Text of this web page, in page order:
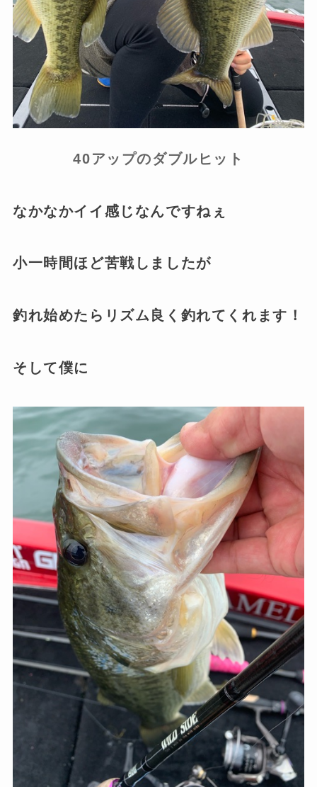
40アップのダブルヒット
なかなかイイ感じなんですねぇ
小一時間ほど苦戦しましたが
釣れ始めたらリズム良く釣れてくれます！
そして僕に